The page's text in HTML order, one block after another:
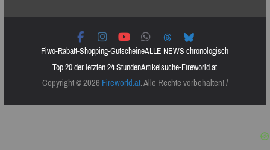
Fiwo-Rabatt-Shopping-GutscheineALLE NEWS chronologisch
Top 20 der letzten 24 StundenArtikelsuche-Fireworld.at
Copyright © 2026Fireworld.at. Alle Rechte vorbehalten! /